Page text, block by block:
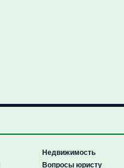
Недвижимость
Вопросы юристу